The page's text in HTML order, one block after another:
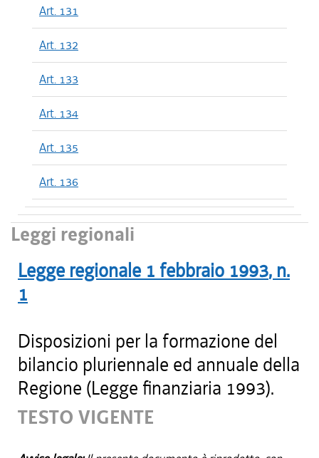
Art. 131
Art. 132
Art. 133
Art. 134
Art. 135
Art. 136
Leggi regionali
Legge regionale 1 febbraio 1993, n.
1
Disposizioni per la formazione del
bilancio pluriennale ed annuale della
Regione (Legge finanziaria 1993).
TESTO VIGENTE